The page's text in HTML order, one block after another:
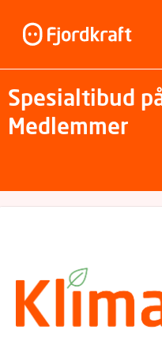
Spesialtibud
Medlemmer